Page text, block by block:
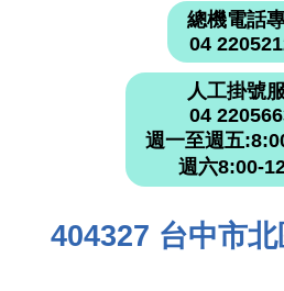
總機電話
04
人工掛號
04
週一至週五
週六8:00-
404327 台中市